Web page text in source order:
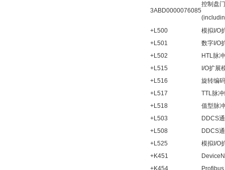
3ABD0000076085
控制盘
+L500
模拟I/O
+L501
数字I/O
+L502
HTL脉
+L515
I/O扩展
+L516
旋转编
+L517
TTL脉
+L518
值型脉
+L503
DDCS
+L508
DDCS
+L525
模拟I/O
+K451
+K454